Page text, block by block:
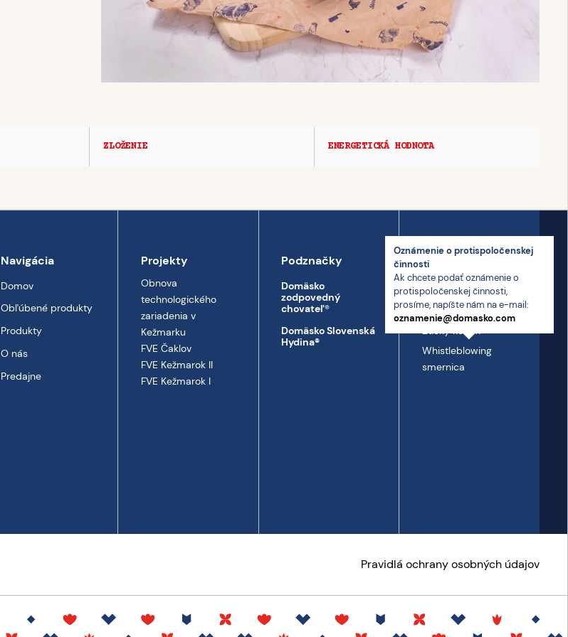
ZLOŽENIE ENERGETICKÁ HODNOTA
Navigácia
Domov
Obľúbené produkty
Produkty
O nás
Predajne
Projekty
Obnova
technologického
zariadenia v
Kežmarku
FVE Čaklov
FVE Kežmarok II
FVE Kežmarok I
Podznačky
Domäsko
zodpovedný
chovateľ®
Domäsko Slovenská
Hydina®
Kontakt
Kontakt
Prepravný poriadok
Etický kódex
Oznámenie o proti­spoločenskej
činnosti
Ak chcete podať oznámenie o
proti­spoločenskej činnosti,
prosíme, napíšte nám na e-mail:
oznamenie@domasko.com
Whistleblowing
smernica
Pravidlá ochrany osobných údajov